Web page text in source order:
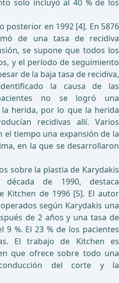
solo incluyó al 40 % de los
posterior en 1992 [4]. En 5876
de una tasa de recidiva
se supone que todos los
y el período de seguimiento
de la baja tasa de recidiva,
la causa de las
no se logró una
herida, por lo que la herida
recidivas allí. Varios
tiempo una expansión de la
en la que se desarrollaron
sobre la plastia de Karydakis
de 1990, destaca
Kitchen de 1996 [5]. El autor
según Karydakis una
de 2 años y una tasa de
9 %. El 23 % de los pacientes
El trabajo de Kitchen es
que ofrece sobre todo una
del corte y la